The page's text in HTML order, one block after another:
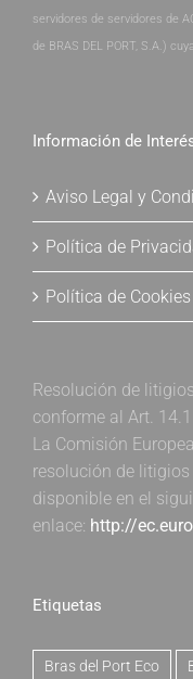
servidores de servidores de
de BRAS DEL PORT, S.A.)
Información de
Aviso Legal y
Política de
Política de Cookies
Resolución de
conforme al Art.
La Comisión
resolución de litigios
disponible en el
enlace: http://
Etiquetas
Bras del Port Eco